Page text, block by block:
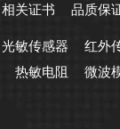
相关证书 品质保
光敏传感器
红外
热敏电阻 微波